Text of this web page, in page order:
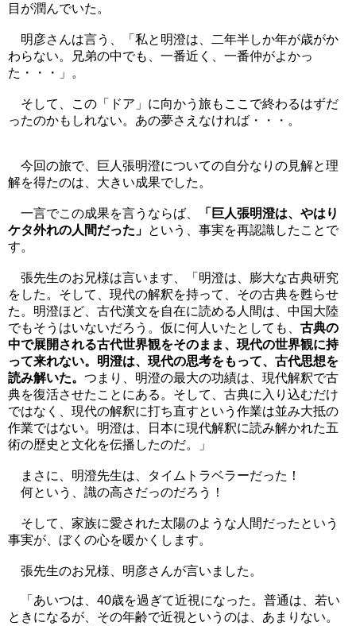
目が潤んでいた。
明彦さんは言う、「私と明澄は、二年半しか年が歳がか
わらない。兄弟の中でも、一番近く、一番仲がよかっ
た・・・」。
そして、この「ドア」に向かう旅もここで終わるはずだ
ったのかもしれない。あの夢さえなければ・・・。
今回の旅で、巨人張明澄についての自分なりの見解と理
解を得たのは、大きい成果でした。
一言でこの成果を言うならば、
「巨人張明澄は、やはり
ケタ外れの人間だった」 という、事実を再認識したことで
す。
張先生のお兄様は言います、「明澄は、膨大な古典研究
をした。そして、現代の解釈を持って、その古典を甦らせ
た。明澄ほど、古代漢文を自在に読める人間は、中国大陸
でもそうはいないだろう。仮に何人いたとしても、 古典の
中で展開される古代世界観をそのまま、現代の世界観に持
って来れない。明澄は、現代の思考をもって、古代思想を
読み解いた。 つまり、明澄の最大の功績は、現代解釈で古
典を復活させたことにある。そして、古典に入り込むだけ
ではなく、現代の解釈に打ち直すという作業は並み大抵の
作業ではない。明澄は、日本に現代解釈に読み解かれた五
術の歴史と文化を伝播したのだ。」
まさに、明澄先生は、タイムトラベラーだった！
何という、識の高さだっのだろう！
そして、家族に愛された太陽のような人間だったという
事実が、ぼくの心を暖かくします。
張先生のお兄様、明彦さんが言いました。
「あいつは、40歳を過ぎて近視になった。普通は、若い
ときになるが、その年齢で近視というのは、あまりない。